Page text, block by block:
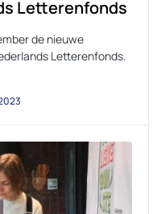
Letterenfonds
de nieuwe
Letterenfonds.